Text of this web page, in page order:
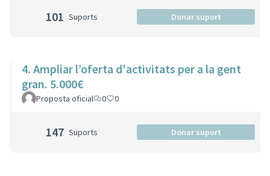
101 Suports Donar suport
4. Ampliar l’oferta d'activitats per a la gent
gran. 5.000€
Proposta oficial 0 0
147 Suports Donar suport